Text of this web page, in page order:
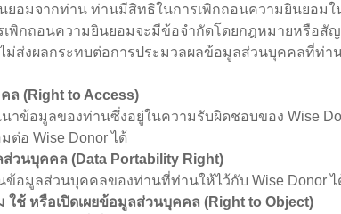
ากท่าน ท่านมีสิทธิในการเพิกถอนความยินยอมใน
เพิกถอนความยินยอมจะมีข้อจำกัดโดยกฎหมายหรือ
ลกระทบต่อการประมวลผลข้อมูลส่วนบุคคลที่ท่าน
ล (Right to Access)
ของท่านซึ่งอยู่ในความรับผิดชอบของ Wise
อ Wise Donor ได้
วนบุคคล (Data Portability Right)
ส่วนบุคคลของท่านที่ท่านให้ไว้กับ Wise Donor ไ
ใช้ หรือเปิดเผยข้อมูลส่วนบุคคล (Right to Object)